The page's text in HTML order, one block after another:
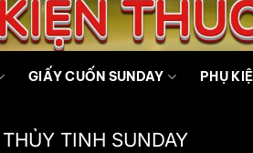
GIẤY CUỐN SUNDAY PHỤ
TINH SUNDAY